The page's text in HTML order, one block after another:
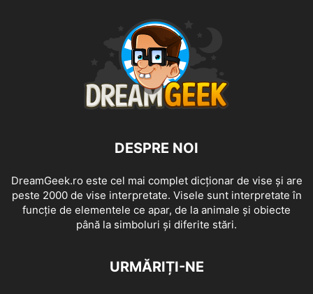
DESPRE NOI
DreamGeek.ro este cel mai complet dicționar de vise și are
peste 2000 de vise interpretate. Visele sunt interpretate în
funcție de elementele ce apar, de la animale și obiecte
până la simboluri și diferite stări.
URMĂRIȚI-NE